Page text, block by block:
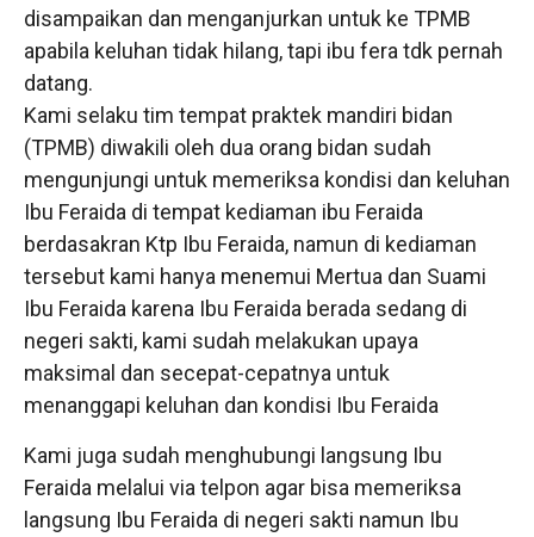
disampaikan dan menganjurkan untuk ke TPMB
apabila keluhan tidak hilang, tapi ibu fera tdk pernah
datang.
Kami selaku tim tempat praktek mandiri bidan
(TPMB) diwakili oleh dua orang bidan sudah
mengunjungi untuk memeriksa kondisi dan keluhan
Ibu Feraida di tempat kediaman ibu Feraida
berdasakran Ktp Ibu Feraida, namun di kediaman
tersebut kami hanya menemui Mertua dan Suami
Ibu Feraida karena Ibu Feraida berada sedang di
negeri sakti, kami sudah melakukan upaya
maksimal dan secepat-cepatnya untuk
menanggapi keluhan dan kondisi Ibu Feraida
Kami juga sudah menghubungi langsung Ibu
Feraida melalui via telpon agar bisa memeriksa
langsung Ibu Feraida di negeri sakti namun Ibu